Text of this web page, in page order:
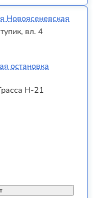
Новоясеневская
вл. 4
остановка
Н-21